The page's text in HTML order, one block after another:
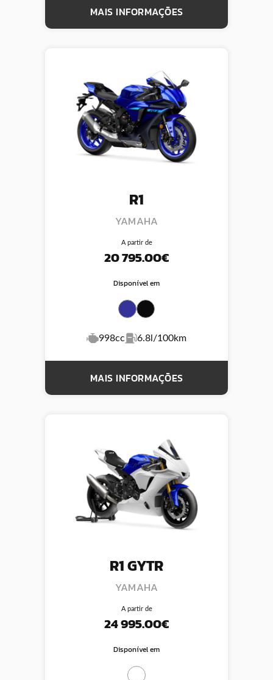
MAIS INFORMAÇÕES
R1
YAMAHA
A partir de
20 795.00€
Disponível em
998cc 6.8l/100km
MAIS INFORMAÇÕES
R1 GYTR
YAMAHA
A partir de
24 995.00€
Disponível em